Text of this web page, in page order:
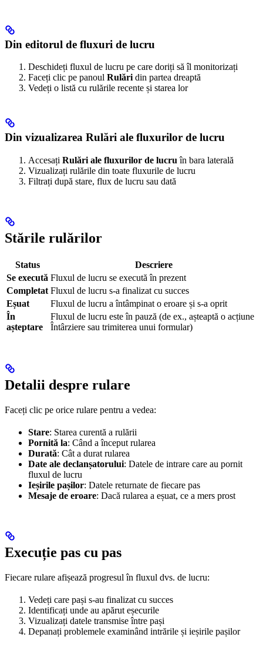
Din editorul de fluxuri de lucru
Deschideți fluxul de lucru pe care doriți să îl monitorizați
Faceți clic pe panoul Rulări din partea dreaptă
Vedeți o listă cu rulările recente și starea lor
Din vizualizarea Rulări ale fluxurilor de lucru
Accesați Rulări ale fluxurilor de lucru în bara laterală
Vizualizați rulările din toate fluxurile de lucru
Filtrați după stare, flux de lucru sau dată
Stările rulărilor
Status
Descriere
Se execută Fluxul de lucru se execută în prezent
Completat Fluxul de lucru s-a finalizat cu succes
Eșuat
Fluxul de lucru a întâmpinat o eroare și s-a oprit
În
așteptare
Fluxul de lucru este în pauză (de ex., așteaptă o acțiune
Întârziere sau trimiterea unui formular)
Detalii despre rulare
Faceți clic pe orice rulare pentru a vedea:
Stare: Starea curentă a rulării
Pornită la: Când a început rularea
Durată: Cât a durat rularea
Date ale declanșatorului: Datele de intrare care au pornit
fluxul de lucru
Ieșirile pașilor: Datele returnate de fiecare pas
Mesaje de eroare: Dacă rularea a eșuat, ce a mers prost
Execuție pas cu pas
Fiecare rulare afișează progresul în fluxul dvs. de lucru:
Vedeți care pași s-au finalizat cu succes
Identificați unde au apărut eșecurile
Vizualizați datele transmise între pași
Depanați problemele examinând intrările și ieșirile pașilor